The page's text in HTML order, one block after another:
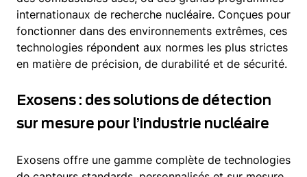
internationaux de recherche nucléaire. Conçues pour
fonctionner dans des environnements extrêmes, ces
technologies répondent aux normes les plus strictes
en matière de précision, de durabilité et de sécurité.
Exosens : des solutions de détection
sur mesure pour l’industrie nucléaire
Exosens offre une gamme complète de technologies